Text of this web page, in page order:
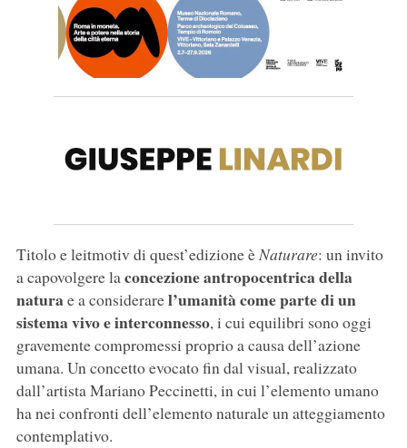
Titolo e leitmotiv di quest’edizione èNaturare: un invito
a capovolgere laconcezione antropocentrica della
naturae a considerarel’umanità come parte di un
sistema vivo e interconnesso, i cui equilibri sono oggi
gravemente compromessi proprio a causa dell’azione
umana. Un concetto evocato fin dal visual, realizzato
dall’artista Mariano Peccinetti, in cui l’elemento umano
ha nei confronti dell’elemento naturale un atteggiamento
contemplativo.